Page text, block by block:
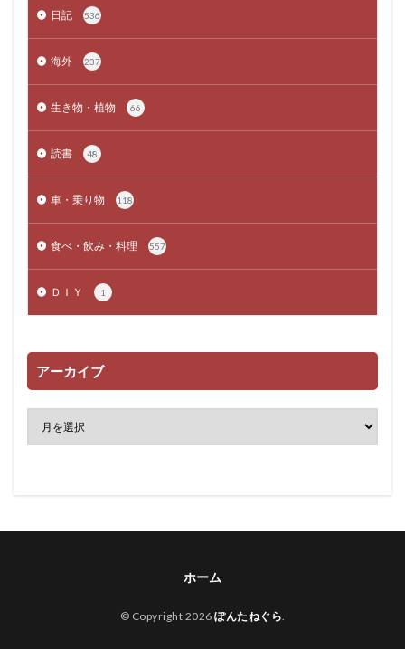
日記 536
海外 237
生き物・植物 66
読書 48
車・乗り物 118
食べ・飲み・料理 557
ＤＩＹ 1
アーカイブ
ホーム
© Copyright 2026 ぽんたねぐら.